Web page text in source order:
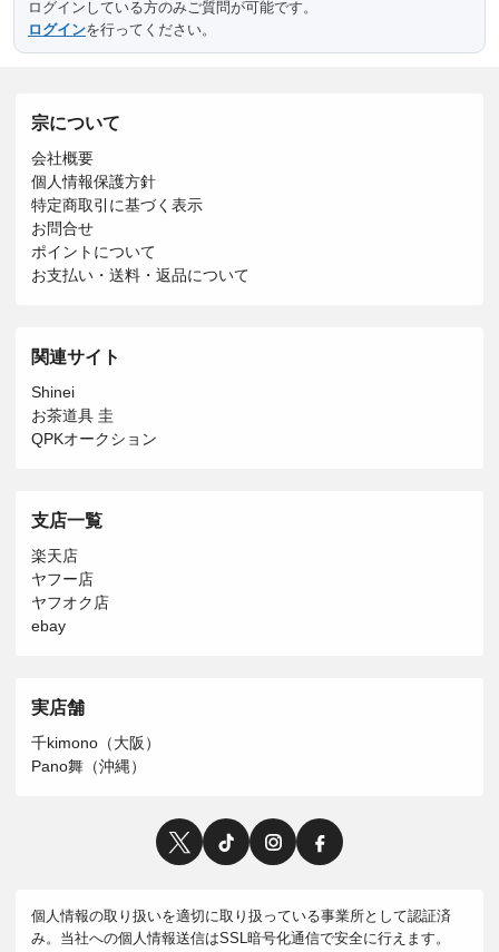
ログインしている方のみご質問が可能です。
ログインを行ってください。
宗について
会社概要
個人情報保護方針
特定商取引に基づく表示
お問合せ
ポイントについて
お支払い・送料・返品について
関連サイト
Shinei
お茶道具 圭
QPKオークション
支店一覧
楽天店
ヤフー店
ヤフオク店
ebay
実店舗
千kimono（大阪）
Pano舞（沖縄）
個人情報の取り扱いを適切に取り扱っている事業所として認証済
み。当社への個人情報送信はSSL暗号化通信で安全に行えます。